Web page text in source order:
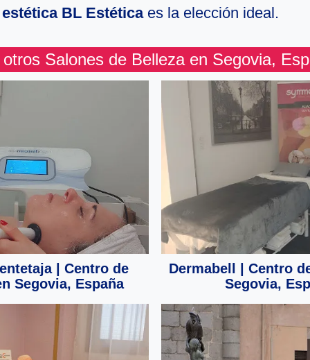
BL Estéticaes la elección ideal.
Salones de Belleza en Segovia,
| Centro de
Segovia, España
Dermabell | Centro
Segovia,